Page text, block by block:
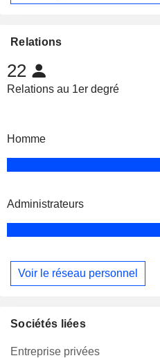
Relations
22
Relations au 1er degré
Homme
Administrateurs
Voir le réseau personnel
Sociétés liées
Entreprise privées